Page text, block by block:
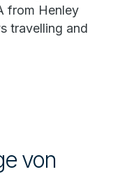
from Henley
travelling and
von